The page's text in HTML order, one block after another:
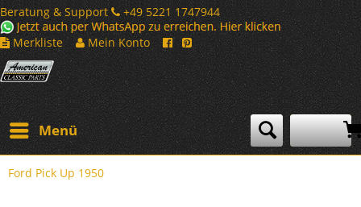
Beratung & Support
+49 5221 1747944
Merkliste
Mein Konto
Menü
Ford Pick Up 1950